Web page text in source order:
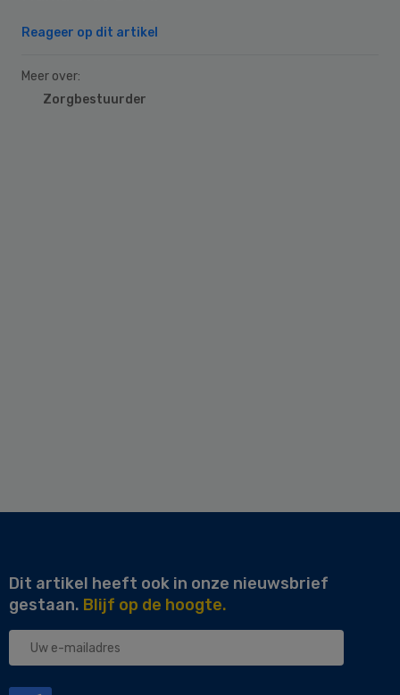
Reageer op dit artikel
Meer over:
Zorgbestuurder
Dit artikel heeft ook in onze nieuwsbrief
gestaan. Blijf op de hoogte.
Uw